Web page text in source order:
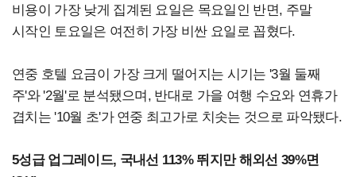
비용이 가장 낮게 집계된 요일은 목요일인 반면, 주말
시작인 토요일은 여전히 가장 비싼 요일로 꼽혔다.
연중 호텔 요금이 가장 크게 떨어지는 시기는 '3월 둘째
주'와 '2월'로 분석됐으며, 반대로 가을 여행 수요와 연휴가
겹치는 '10월 초'가 연중 최고가로 치솟는 것으로 파악됐다.
5성급 업그레이드, 국내선 113% 뛰지만 해외선 39%면